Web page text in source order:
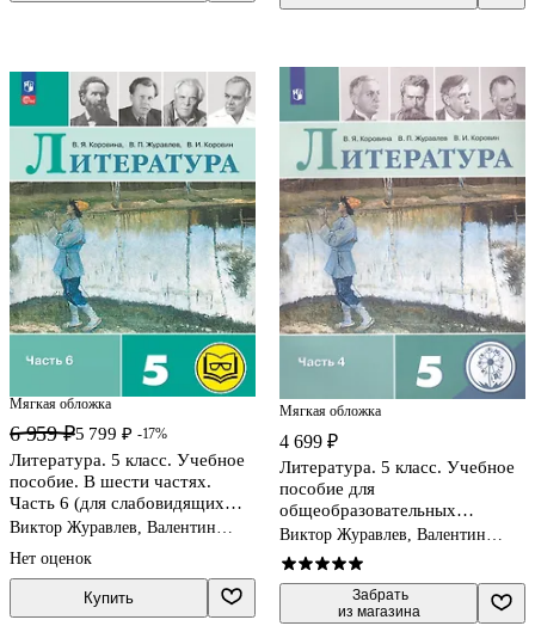
Мягкая обложка
6 959 ₽5 799 ₽ -17%
Литература. 5 класс. Учебное
пособие. В шести частях.
Часть 6 (для слабовидящих
обучающихся). ФГОС 2021
Виктор Журавлев, Валентин
Нет оценок
Купить
Мягкая обложка
4 699 ₽
Литература. 5 класс. Учебное
пособие для
общеобразовательных
организаций. В 5-ти частях.
Часть 4
Виктор Журавлев, Валентин
Коровин, Вера Коровина
Забрать
из магазина